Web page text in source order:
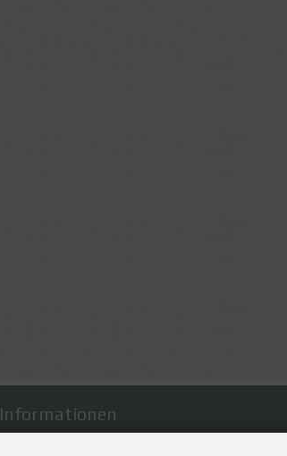
Informationen